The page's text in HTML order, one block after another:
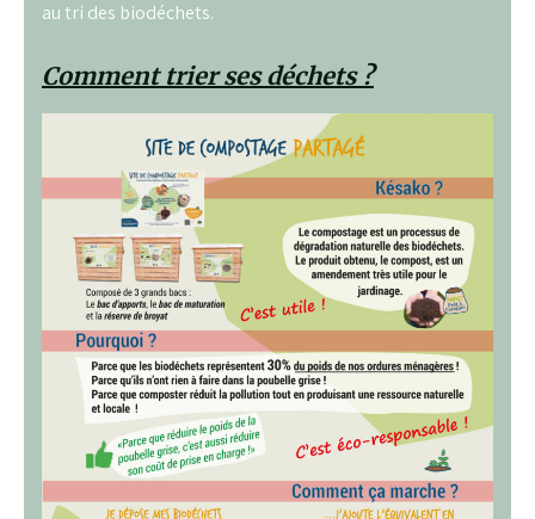
au tri des biodéchets.
Comment trier ses déchets ?